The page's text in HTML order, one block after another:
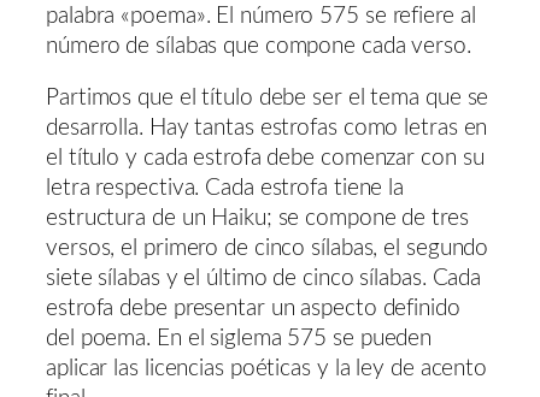
palabra «poema». El número 575 se refiere al
número de sílabas que compone cada verso.
Partimos que el título debe ser el tema que se
desarrolla. Hay tantas estrofas como letras en
el título y cada estrofa debe comenzar con su
letra respectiva. Cada estrofa tiene la
estructura de un Haiku; se compone de tres
versos, el primero de cinco sílabas, el segundo
siete sílabas y el último de cinco sílabas. Cada
estrofa debe presentar un aspecto definido
del poema. En el siglema 575 se pueden
aplicar las licencias poéticas y la ley de acento